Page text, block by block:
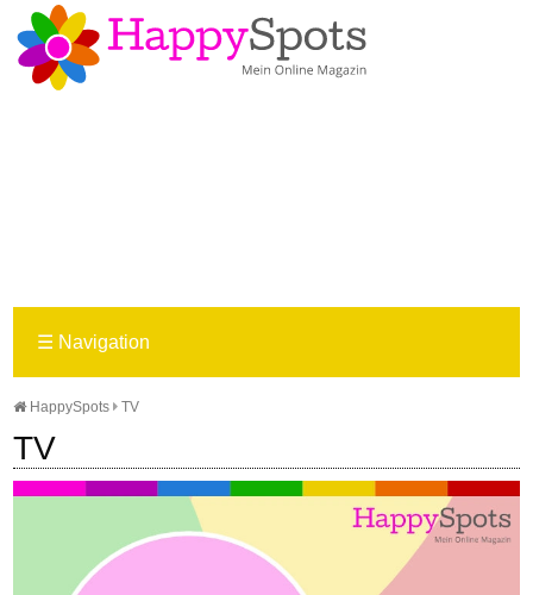
☰ Navigation
HappySpots TV
TV